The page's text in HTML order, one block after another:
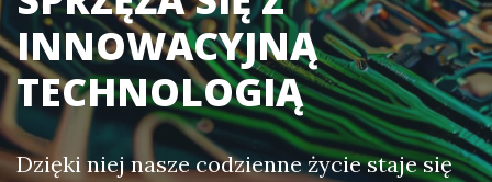
INNOWACYJNĄ
TECHNOLOGIĄ
Dzięki niej nasze codzienne życie staje się